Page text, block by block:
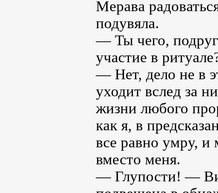
Мерава
подувяла.
— Ты чего,
участие в
— Нет, дело не в
уходит вслед за
жизни любого
как я, в
все равно умру,
вместо меня.
— Глупости! —